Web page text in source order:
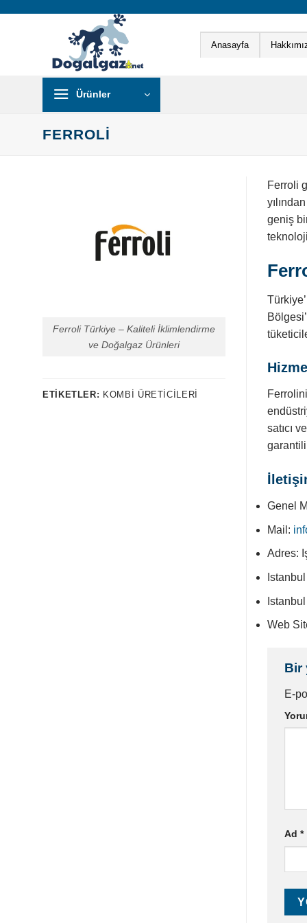
Anasayfa
Ürünler
FERROLI
Ferroli Türkiye – Kaliteli İklimlendirme
ve Doğalgaz Ürünleri
ETIKETLER: KOMBI ÜRETICILERI
Ferroli
geniş
satıcı
Genel
Mail:
Adres:
Web
Bir
E-
Ad *